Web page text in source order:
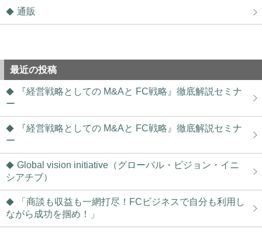
通販
最近の投稿
『経営戦略としての M&Aと FC戦略』徹底解説セミナ
ー
『経営戦略としての M&Aと FC戦略』徹底解説セミナ
ー
Global vision initiative（グローバル・ビジョン・イニ
シアチブ）
「商談も収益も一網打尽！FCビジネスで自分も利用し
ながら成功を掴め！」